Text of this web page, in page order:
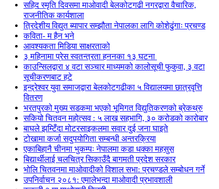
सहिद स्मृति दिवसमा माओवादी बेलकोटगढी नगरद्वारा वैचारिक,
राजनीतिक कार्यशाला
त्रिदेशीय विद्युत ब्यापार सम्झौता नेपालका लागि कोशेढुंगाः प्रचण्ड
कविता- म हैन भने
आवश्यकता मिडिया साक्षरताको
३ महिनामा प्रेस स्वतन्त्रता हननका १३ घटना
काउन्सिलद्वारा ४ वटा सञ्चार माध्यमको कालोसूची फुकुवा, ३ वटा
सूचीकरणबाट हटे
इन्द्रेश्वर युवा समाजद्वारा बेलकोटगढीका ५ विद्यालयमा छात्रवृत्ति
वितरण
भरतपुरको मुख्य सडकमा भएको भूमिगत विद्युतिकरणको ब्रेकथ्रु
सकियो चितवन महोत्सव : ५ लाख सहभागि, ३० करोडको कारोबार
बाघले झम्टिँदा मोटरसाइकलमा सवार दुई जना घाइते
टोखामा कर्जा सदुपयोगिता सम्बन्धी अन्तरक्रिया
एकाबिहानै चीनमा भुकम्पः नेपालमा कडा धक्का महसुस
बिद्यार्थीलाई चलचित्र सिकाउँदै बागमती प्रदेश सरकार
भोलि चितवनमा माओवादीको विशाल सभा: प्रचण्डले सम्बोधन गर्ने
उपनिर्वाचन २०८१: एमालेभन्दा माओवादी प्रभावशाली